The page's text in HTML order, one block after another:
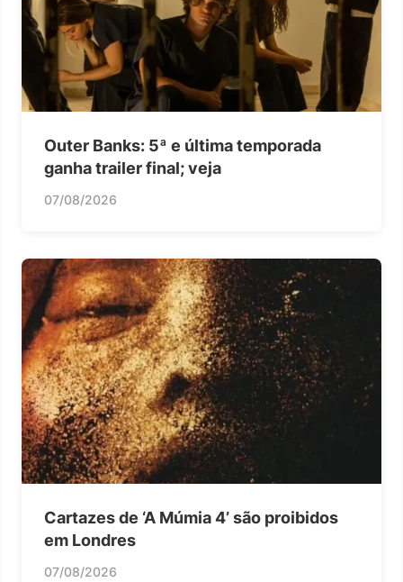
Outer Banks: 5ª e última temporada
ganha trailer final; veja
07/08/2026
Cartazes de ‘A Múmia 4’ são proibidos
em Londres
07/08/2026